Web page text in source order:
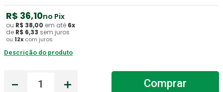
R$ 36,10no Pix
ou R$ 38,00 em até 6x
de R$ 6,33 sem juros
ou 12x com juros
Descrição do produto
＋
－ Comprar
4º Estetoscopio Littmann
5 º Aparelho Pressão
6º Littmann
7º Absorvente Geriatrico